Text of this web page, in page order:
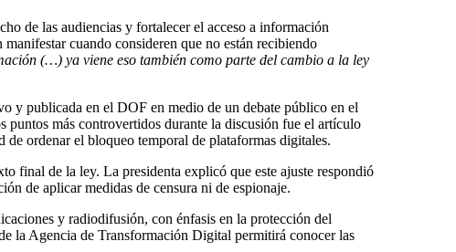
de las audiencias y fortalecer el acceso a información
cuando consideren que no están recibiendo
(…) ya viene eso también como parte del cambio a la ley
y publicada en el DOF en medio de un debate público en el
puntos más controvertidos durante la discusión fue el artículo
ordenar el bloqueo temporal de plataformas digitales.
final de la ley. La presidenta explicó que este ajuste respondió
de aplicar medidas de censura ni de espionaje.
y radiodifusión, con énfasis en la protección del
la Agencia de Transformación Digital permitirá conocer las